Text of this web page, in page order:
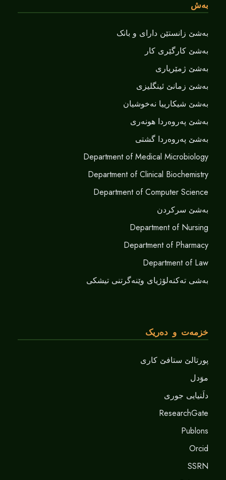
بەش
بەشێ زانستێن دارای و بانک
بەشێ کارگێری کار
بەشێ ژمێریاری
بەشێ زمانێ ‌‌ئینگلیزی
بەشێ شیکارییا نەخوشیان
بەشێ پەروەردا هونەری
بەشێ پەروەردا گشتی
Department of Medical Microbiology
Department of Clinical Biochemistry
Department of Computer Science
بەشێ سرکردن
Department of Nursing
Department of Pharmacy
Department of Law
بەشی تەکنەلۆژیای وێنەگرتنی تیشکی
خزمەت و دەریک
پورتالێ ستافێ کاری
موَدل
دلَنيايى جورى
ResearchGate
Publons
Orcid
SSRN